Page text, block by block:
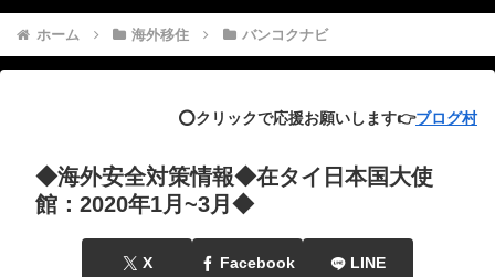
ホーム 海外移住 バンコクナビ
⭕️クリックで応援お願いします👉ブログ村
◆海外安全対策情報◆在タイ日本国大使
館：2020年1月~3月◆
X Facebook LINE